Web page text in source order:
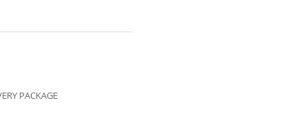
PACKAGE